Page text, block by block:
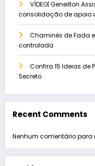
VÍDEO| Geneilton
consolidação de apoio
Chaminés de Fada
controlada
Confira 15 Ideias de
Secreto
Recent Comments
Nenhum comentário para